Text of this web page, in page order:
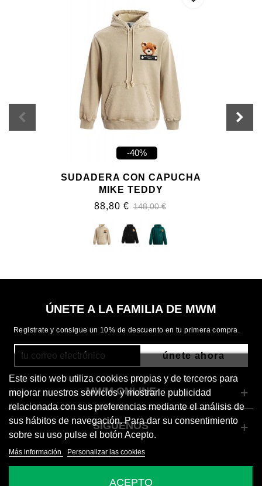
-40%
SUDADERA CON CAPUCHA
MIKE TEDDY
88,80 € 148,00 €
ÚNETE A LA FAMILIA DE MWM
Registrate y consigue un 10% de descuento en tu primera compra.
únete ahora
Este sitio web utiliza cookies propias y de terceros para
mejorar nuestros servicios y mostrarle publicidad
relacionada con sus preferencias mediante el análisis de
sus hábitos de navegación. Para dar su consentimiento
sobre su uso pulse el botón Acepto.
Más información Personalizar las cookies
ACEPTO
MWM ONLINE
SÍGUENOS